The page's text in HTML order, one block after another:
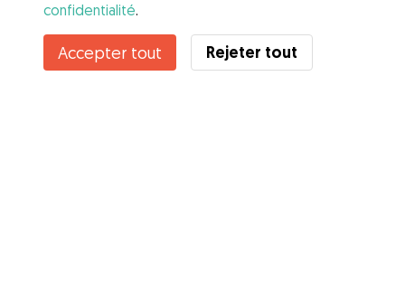
confidentialité.
Accepter tout Rejeter tout